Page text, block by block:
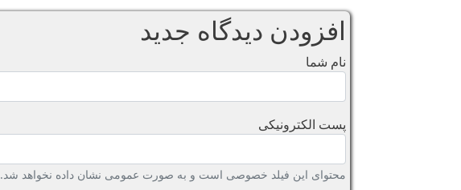
افزودن دیدگاه جدید
نام شما
پست الکترونیکی
محتوای این فیلد خصوصی است و به صورت عمومی نشان داده نخواهد شد.